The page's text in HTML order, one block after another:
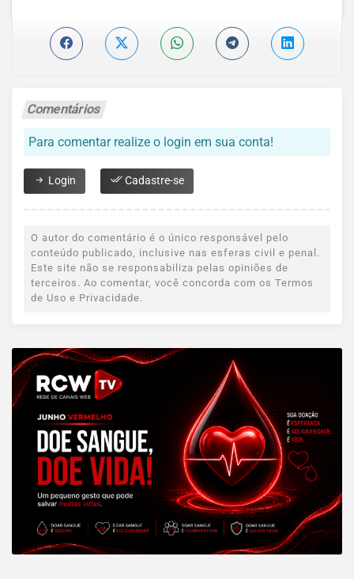
Comentários
Para comentar realize o login em sua conta!
Login Cadastre-se
O autor do comentário é o único responsável pelo
conteúdo publicado, inclusive nas esferas civil e penal.
Este site não se responsabiliza pelas opiniões de
terceiros. Ao comentar, você concorda com os Termos
de Uso e Privacidade.